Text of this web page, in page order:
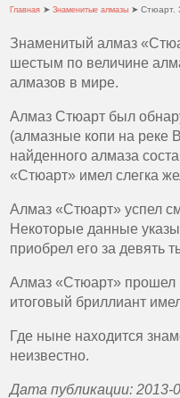
Главная ➤Знаменитые алмазы ➤ Стюарт.
Знаменитый алмаз
шестым по величине
алмазов в мире.
Алмаз Стюарт был
(алмазные копи на реке
найденного алмаза
«Стюарт» имел слегка
Алмаз «Стюарт» успел
Некоторые данные
приобрел его за девять
Алмаз «Стюарт» прошел
итоговый бриллиант
Где ныне находится
неизвестно.
Дата публикации: 2013-